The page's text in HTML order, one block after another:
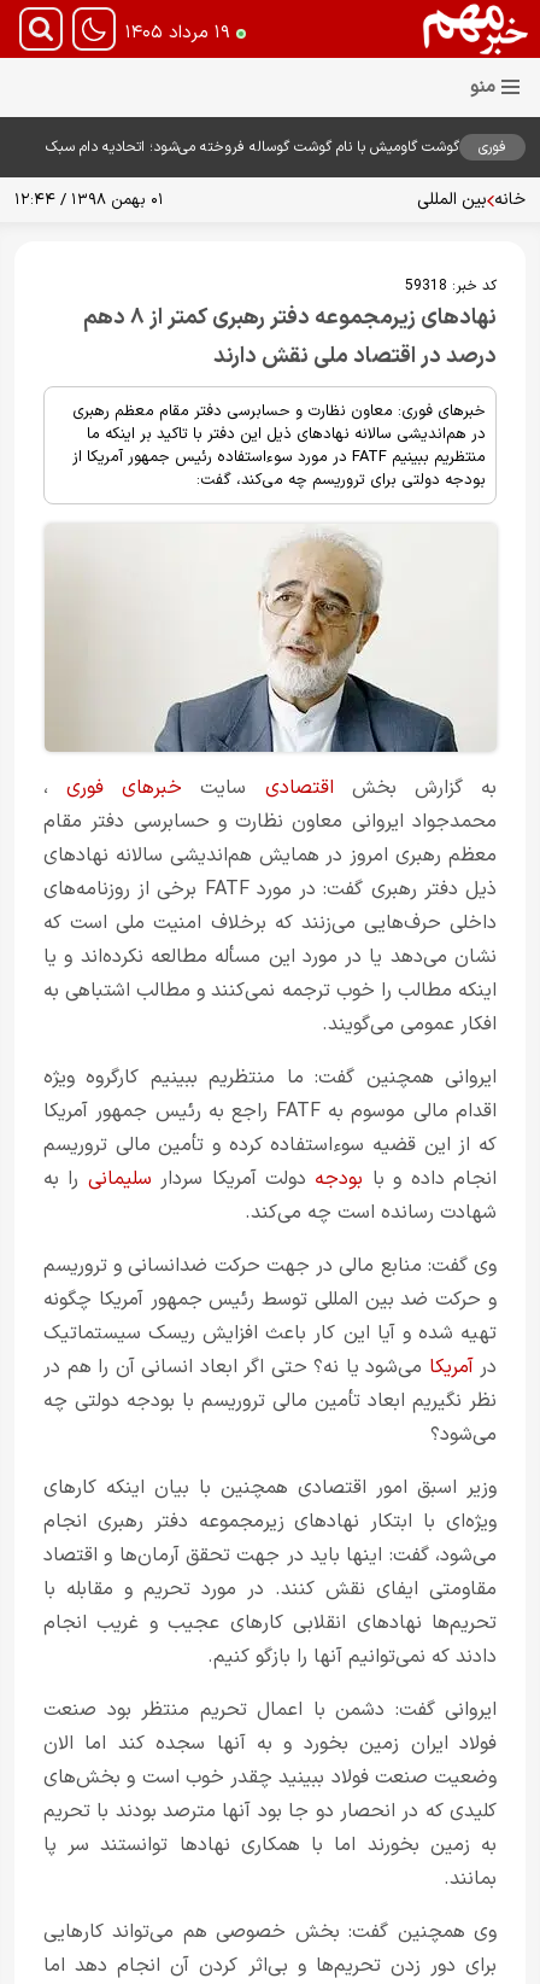
۱۹ مرداد ۱۴۰۵
فوری
گوشت گاومیش با نام گوشت گوساله فروخته می‌شود؛ اتحادیه دام سبک
خانه بین المللی ۰۱ بهمن ۱۳۹۸ / ۱۲:۴۴
کد خبر: 59318
نهادهای زیرمجموعه دفتر رهبری کمتر از ۸ دهم
درصد در اقتصاد ملی نقش دارند
خبرهای فوری: معاون نظارت و حسابرسی دفتر مقام معظم رهبری
در هم‌اندیشی سالانه نهادهای ذیل این دفتر با تاکید بر اینکه ما
منتظریم ببینیم FATF در مورد سوءاستفاده رئیس جمهور آمریکا از
بودجه دولتی برای تروریسم چه می‌کند، گفت:
به گزارش بخش اقتصادی سایت خبرهای فوری،
محمدجواد ایروانی معاون نظارت و حسابرسی دفتر مقام
معظم رهبری امروز در همایش هم‌اندیشی سالانه نهادهای
ذیل دفتر رهبری گفت: در مورد FATF برخی از روزنامه‌های
داخلی حرف‌هایی می‌زنند که برخلاف امنیت ملی است که
نشان می‌دهد یا در مورد این مسأله مطالعه نکرده‌اند و یا
اینکه مطالب را خوب ترجمه نمی‌کنند و مطالب اشتباهی به
افکار عمومی می‌گویند.
ایروانی همچنین گفت: ما منتظریم ببینیم کارگروه ویژه
اقدام مالی موسوم به FATF راجع به رئیس جمهور آمریکا
که از این قضیه سوءاستفاده کرده و تأمین مالی تروریسم
انجام داده و با بودجه دولت آمریکا سردار سلیمانی را به
شهادت رسانده است چه می‌کند.
وی گفت: منابع مالی در جهت حرکت ضدانسانی و تروریسم
و حرکت ضد بین ‌المللی توسط رئیس جمهور آمریکا چگونه
تهیه شده و آیا این کار باعث افزایش ریسک سیستماتیک
درآمریکا می‌شود یا نه؟ حتی اگر ابعاد انسانی آن را هم در
نظر نگیریم ابعاد تأمین مالی تروریسم با بودجه دولتی چه
می‌شود؟
وزیر اسبق امور اقتصادی همچنین با بیان اینکه کارهای
ویژه‌ای با ابتکار نهادهای زیرمجموعه دفتر رهبری انجام
می‌شود، گفت: اینها باید در جهت تحقق آرمان‌ها و اقتصاد
مقاومتی ایفای نقش کنند. در مورد تحریم و مقابله با
تحریم‌ها نهادهای انقلابی کارهای عجیب و غریب انجام
دادند که نمی‌توانیم آنها را بازگو کنیم.
ایروانی گفت: دشمن با اعمال تحریم منتظر بود صنعت
فولاد ایران زمین بخورد و به آنها سجده کند اما الان
وضعیت صنعت فولاد ببینید چقدر خوب است و بخش‌های
کلیدی که در انحصار دو جا بود آنها مترصد بودند با تحریم
به زمین بخورند اما با همکاری نهادها توانستند سر پا
بمانند.
وی همچنین گفت: بخش خصوصی هم می‌تواند کارهایی
برای دور زدن تحریم‌ها و بی‌اثر کردن آن انجام دهد اما